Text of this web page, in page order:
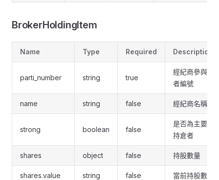
BrokerHoldingItem
Name Type Required Description
parti_number string true
經紀商參與
者編號
name string false 經紀商名稱
strong boolean false
是否為主要
持倉者
shares object false 持股數量
shares.value string false 當前持股數